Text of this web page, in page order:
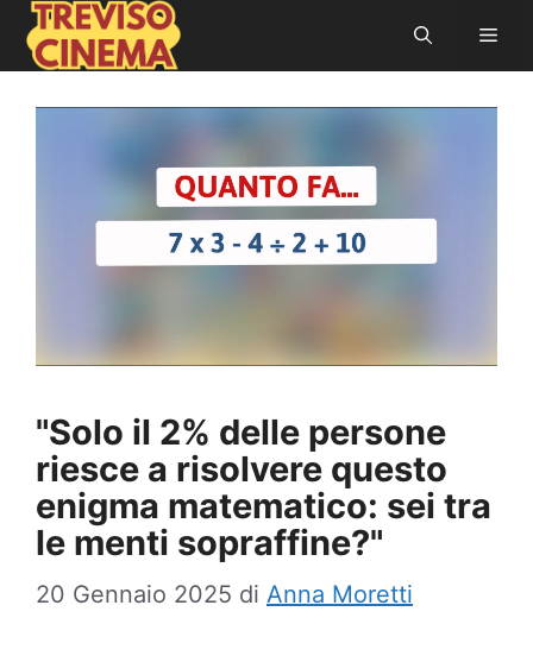
Vai
contenuto
"Solo il 2% delle persone
riesce a risolvere questo
enigma matematico: sei tra
le menti sopraffine?"
20 Gennaio 2025 di Anna Moretti